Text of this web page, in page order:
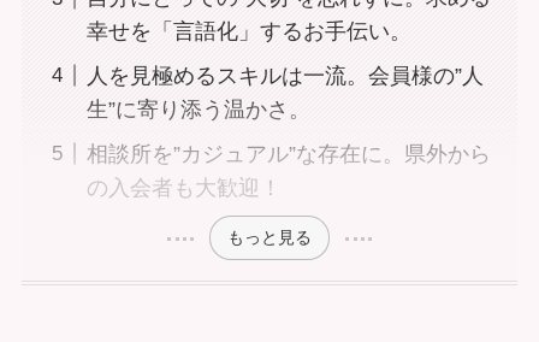
幸せを「言語化」するお手伝い。
人を見極めるスキルは一流。会員様の”人
生”に寄り添う温かさ。
相談所を”カジュアル”な存在に。県外から
の入会者も大歓迎！
もっと見る